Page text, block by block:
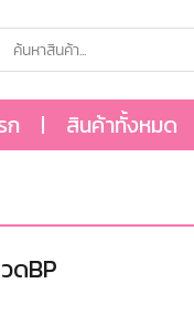
ก สินค้าทั้งหมด
ดBP